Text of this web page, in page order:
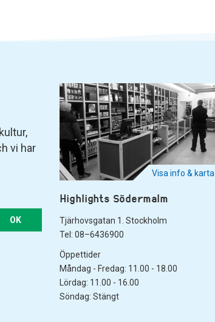
vi har
OK
Visa info & karta
Highlights Södermalm
Tjärhovsgatan 1. Stockholm
Tel: 08–6436900
Öppettider
Måndag - Fredag: 11.00 - 18.00
Lördag: 11.00 - 16.00
Söndag: Stängt